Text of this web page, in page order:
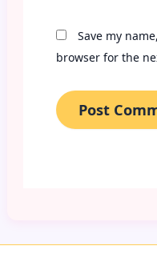
Save my
browser for the